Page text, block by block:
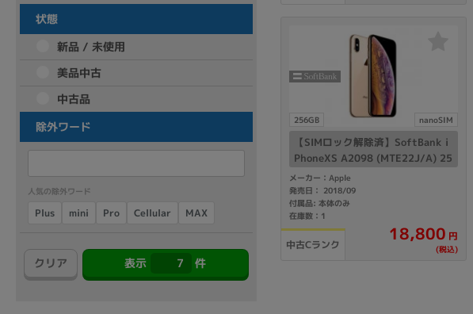
状態
新品 / 未使用
美品中古
中古品
除外ワード
人気の除外ワード
Plus mini Pro Cellular MAX
クリア 表示 7 件
256GB nanoSIM
【SIMロック解除済】SoftBank i
PhoneXS A2098 (MTE22J/A) 25
6GB ゴールド
メーカー：Apple
発売日： 2018/09
付属品: 本体のみ
在庫数：1
中古Cランク
18,800 円
(税込)
機能・特徴
Webカメラ内蔵
ランク
新品/未使用 中古 新品